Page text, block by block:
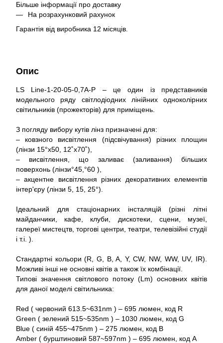
Більше інформації про доставку
На розрахунковий рахунок
Гарантія від виробника 12 місяців.
Опис
LS Line-1-20-05-0,7A-P – це один із представників
модельного ряду світлодіодних лінійних одноколірних
світильників (прожекторів) для приміщень.
З погляду вибору кутів лінз призначені для:
– ковзного висвітлення (підсвічування) різних площин
(лінзи 15°x50, 12˚x70˚),
– висвітлення, що заливає (заливання) більших
поверхонь (лінзи°45,°60 ),
– акцентне висвітлення різних декоративних елементів
інтер'єру (лінзи 5, 15, 25°).
Ідеальний для стаціонарних інсталяцій (різні літні
майданчики, кафе, клуби, дискотеки, сцени, музеї,
галереї мистецтв, торгові центри, театри, телевізійні студії
і т.і. ).
Стандартні кольори (R, G, B, A, Y, CW, NW, WW, UV, IR).
Можливі інші не основні квітів а також їх комбінації.
Типові значення світлового потоку (Lm) основних квітів
для даної моделі світильника:
Red ( червоний 613.5~631nm ) – 695 люмен, код R
Green ( зелений 515~535nm ) – 1030 люмен, код G
Blue ( синій 455~475nm ) – 275 люмен, код B
Amber ( бурштиновий 587~597nm ) – 695 люмен, код A